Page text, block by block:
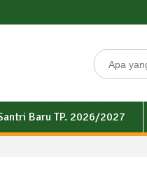
Search
for:
Baru TP. 2026/2027